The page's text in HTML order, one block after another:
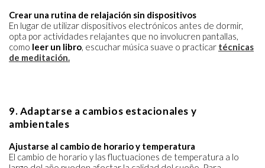
Crear una rutina de relajación sin dispositivos
En lugar de utilizar dispositivos electrónicos antes de dormir,
opta por actividades relajantes que no involucren pantallas,
como leer un libro, escuchar música suave o practicar técnicas
de meditación.
9. Adaptarse a cambios estacionales y
ambientales
Ajustarse al cambio de horario y temperatura
El cambio de horario y las fluctuaciones de temperatura a lo